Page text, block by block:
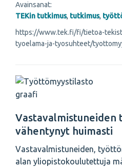
Avainsanat:
TEKin tutkimus, tutkimus,
https://www.tek.fi/fi/tietoa-
tyoelama-ja-tyosuhteet/
Vastavalmistuneiden
vähentynyt huimasti
Vastavalmistuneiden,
alan yliopistokoulutettuja